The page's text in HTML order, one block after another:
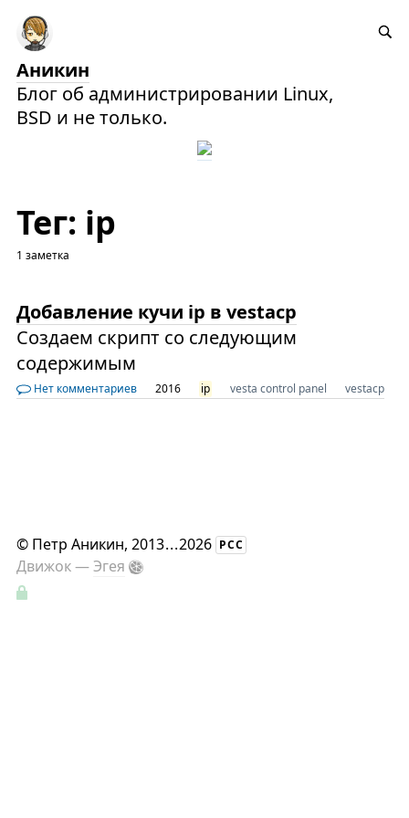
Аникин
Блог об администрировании Linux,
BSD и не только.
Тег: ip
1 заметка
Добавление кучи ip в vestacp
Создаем скрипт со следующим
содержимым
Нет комментариев 2016 ip vesta control panel vestacp
© Петр Аникин, 2013...2026 РСС
Движок —Эгея